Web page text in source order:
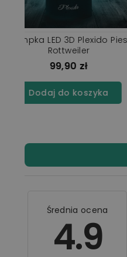
Lampka LED 3D
Doberman
99,90 zł
Dodaj do
Średnia ocena
4.9